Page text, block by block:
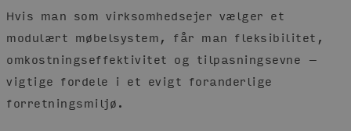
Hvis man som virksomhedsejer vælger et
modulært møbelsystem, får man fleksibilitet,
omkostningseffektivitet og tilpasningsevne –
vigtige fordele i et evigt foranderlige
forretningsmiljø.